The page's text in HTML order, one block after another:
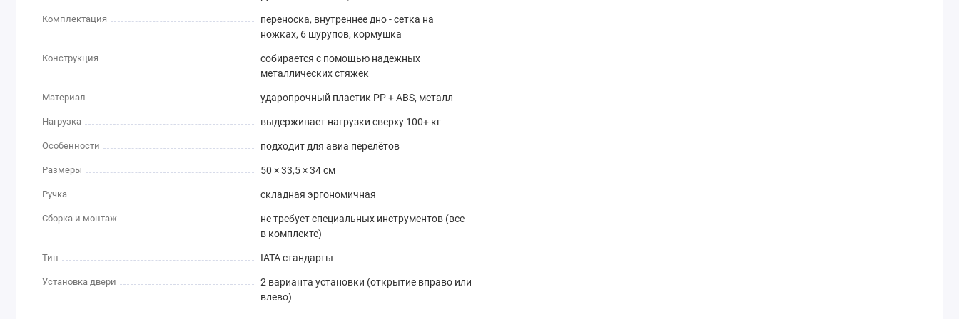
Комплектация
переноска, внутреннее дно - сетка на
ножках, 6 шурупов, кормушка
Конструкция
собирается с помощью надежных
металлических стяжек
Материал ударопрочный пластик PP + ABS, металл
Нагрузка выдерживает нагрузки сверху 100+ кг
Особенности подходит для авиа перелётов
Размеры 50 × 33,5 × 34 см
Ручка складная эргономичная
Сборка и монтаж
не требует специальных инструментов (все
в комплекте)
Тип IATA стандарты
Установка двери
2 варианта установки (открытие вправо или
влево)